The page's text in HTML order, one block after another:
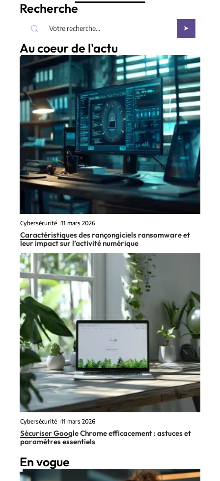
Recherche
Au coeur de l'actu
Cybersécurité 11 mars 2026
Caractéristiques des rançongiciels ransomware et
leur impact sur l’activité numérique
Cybersécurité 11 mars 2026
Sécuriser Google Chrome efficacement : astuces et
paramètres essentiels
En vogue